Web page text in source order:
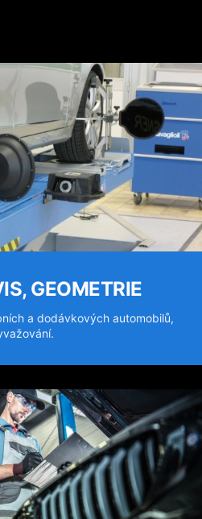
GEOMETRIE
a dodávkových automobilů,